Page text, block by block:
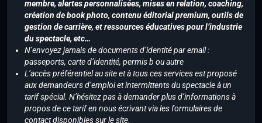
membre, alertes personnalisées, mises en relation, coaching,
création de book photo, contenu éditorial premium, outils de
gestion de carrière, et ressources éducatives pour l’industrie
du spectacle, etc…
N’envoyez jamais de documents d’identité par email :
passeports, carte d’identité, permis b ou autre
L’accès préférentiel au site et à tous ces services est proposé
aux demandeurs d’emploi et intermittents du spectacle à un
tarif spécial. N’hésitez pas à demander plus d’informations à
propos de ce tarif en nous écrivant via les formulaires de
contact disponibles sur le site.